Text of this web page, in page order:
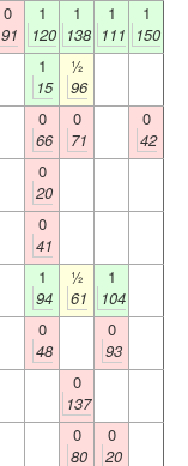
0
91
1
120
1
138
1
111
1
150
1
15
½
96
0
66
0
71
0
42
0
20
0
41
1
94
½
61
1
104
0
48
0
93
0
137
0
80
0
20